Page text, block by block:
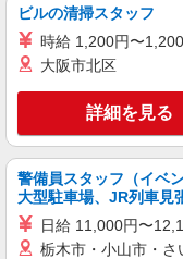
キープ
派遣社員
株式会社スタッフサー
事No.W10391933）
看護
キープ
ビルの清掃スタッフ
時給 1,200円〜
大阪市北区
詳細を見る
警備員スタッフ（イベ
大型駐車場、JR列車見
日給 11,000円〜
栃木市・小山市・